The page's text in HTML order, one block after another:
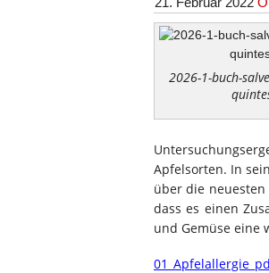
2026-1-buch-
Apfelsorten. In
über die
dass es einen
und Gemüse eine